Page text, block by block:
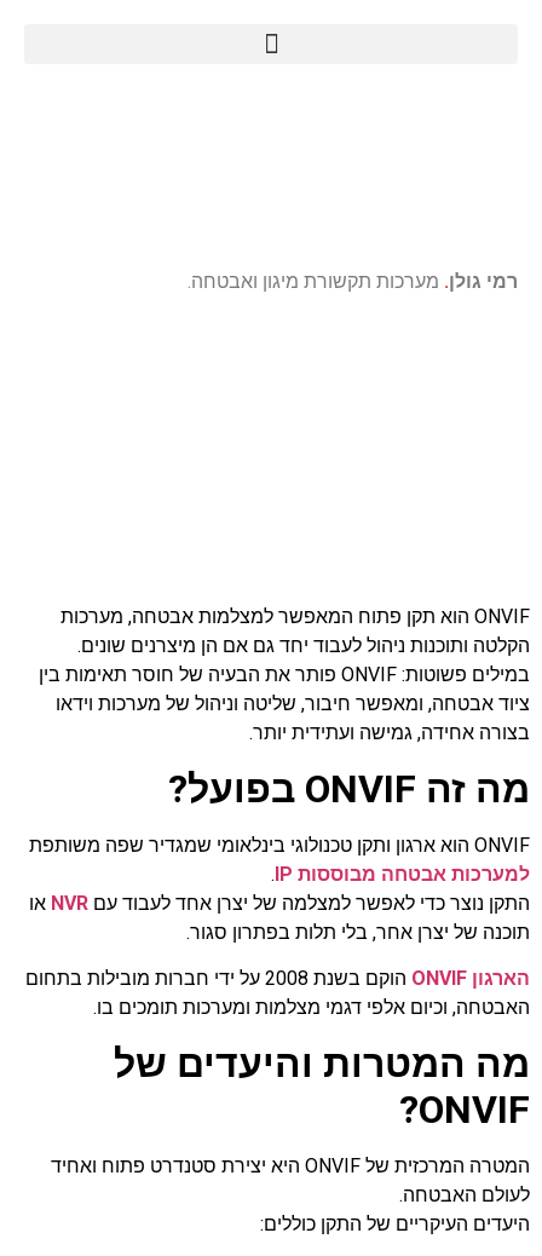
רמי גולן. מערכות תקשורת מיגון ואבטחה.
ONVIF הוא תקן פתוח המאפשר למצלמות אבטחה, מערכות
הקלטה ותוכנות ניהול לעבוד יחד גם אם הן מיצרנים שונים.
במילים פשוטות: ONVIF פותר את הבעיה של חוסר תאימות בין
ציוד אבטחה, ומאפשר חיבור, שליטה וניהול של מערכות וידאו
בצורה אחידה, גמישה ועתידית יותר.
מה זה ONVIF בפועל?
ONVIF הוא ארגון ותקן טכנולוגי בינלאומי שמגדיר שפה משותפת
למערכות אבטחה מבוססות IP
.
התקן נוצר כדי לאפשר למצלמה של יצרן אחד לעבוד עם NVR או
תוכנה של יצרן אחר, בלי תלות בפתרון סגור.
הארגון ONVIF
הוקם בשנת 2008 על ידי חברות מובילות בתחום
האבטחה, וכיום אלפי דגמי מצלמות ומערכות תומכים בו.
מה המטרות והיעדים של
ONVIF?
המטרה המרכזית של ONVIF היא יצירת סטנדרט פתוח ואחיד
לעולם האבטחה.
היעדים העיקריים של התקן כוללים: